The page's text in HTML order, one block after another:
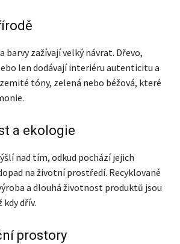
barvy zažívají velký návrat. Dřevo,
len dodávají interiéru autenticitu a
tóny, zelená nebo béžová, které
a ekologie
nad tím, odkud pochází jejich
na životní prostředí. Recyklované
a dlouhá životnost produktů jsou
dřív.
prostory